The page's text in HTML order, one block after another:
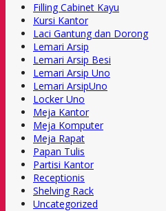
Filling Cabinet Kayu
Kursi Kantor
Laci Gantung dan Dorong
Lemari Arsip
Lemari Arsip Besi
Lemari Arsip Uno
Lemari ArsipUno
Locker Uno
Meja Kantor
Meja Komputer
Meja Rapat
Papan Tulis
Partisi Kantor
Receptionis
Shelving Rack
Uncategorized